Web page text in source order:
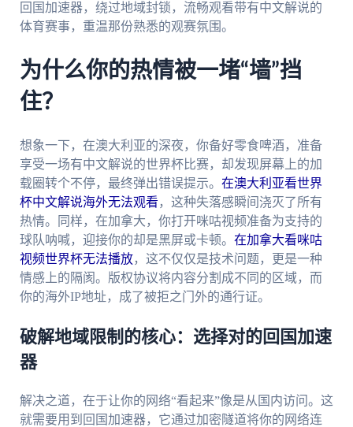
回国加速器，绕过地域封锁，流畅观看带有中文解说的
体育赛事，重温那份熟悉的观赛氛围。
为什么你的热情被一堵“墙”挡
住？
想象一下，在澳大利亚的深夜，你备好零食啤酒，准备
享受一场有中文解说的世界杯比赛，却发现屏幕上的加
载圈转个不停，最终弹出错误提示。 在澳大利亚看世界
杯中文解说海外无法观看 ，这种失落感瞬间浇灭了所有
热情。同样，在加拿大，你打开咪咕视频准备为支持的
球队呐喊，迎接你的却是黑屏或卡顿。 在加拿大看咪咕
视频世界杯无法播放，这不仅仅是技术问题，更是一种
情感上的隔阂。版权协议将内容分割成不同的区域，而
你的海外IP地址，成了被拒之门外的通行证。
破解地域限制的核心：选择对的回国加速
器
解决之道，在于让你的网络“看起来”像是从国内访问。这
就需要用到回国加速器，它通过加密隧道将你的网络连